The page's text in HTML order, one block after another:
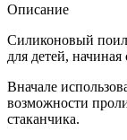
Описание
Силиконовый
для детей, начиная
Вначале
возможности
стаканчика.